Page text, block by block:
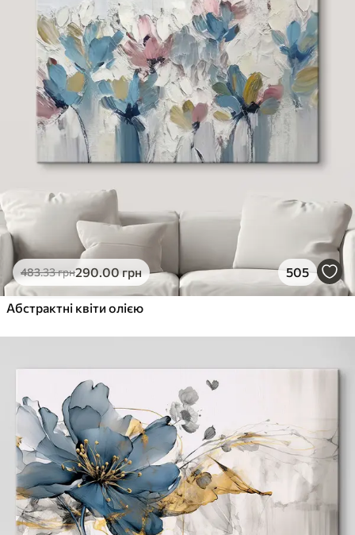
483.33грн290.00грн 505
Абстрактні квіти олією